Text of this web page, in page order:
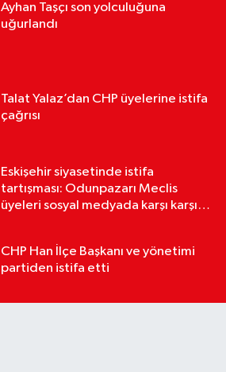
Ayhan Taşçı son yolculuğuna
uğurlandı
Talat Yalaz’dan CHP üyelerine istifa
çağrısı
Eskişehir siyasetinde istifa
tartışması: Odunpazarı Meclis
üyeleri sosyal medyada karşı karşıya
CHP Han İlçe Başkanı ve yönetimi
partiden istifa etti